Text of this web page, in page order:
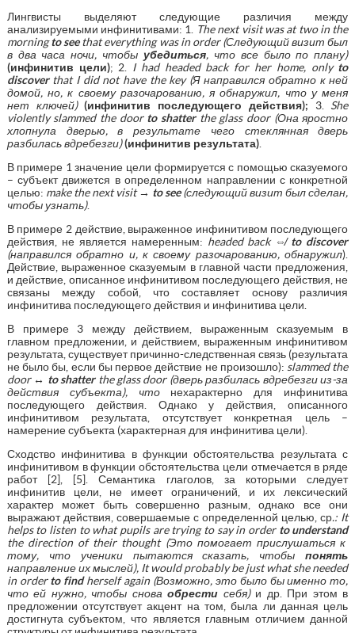
Лингвисты выделяют следующие различия между
анализируемыми инфинитивами: 1.
The next visit was at two in the
morningto seethat everything was in order (Следующий визит был
в два часа ночи, чтобы убедиться, что все было по плану)
(инфинитив цели); 2. I had headed back for her home, only to
discover that I did not have the key(Я направился обратно к ней
домой, но, к своему разочарованию, я обнаружил, что у меня
нет ключей) (инфинитив последующего действия); 3. She
violently slammed the door to shatter the glass door (Она яростно
хлопнула дверью, в результате чего стеклянная дверь
разбилась вдребезги)(инфинитив результата).
В примере 1 значение цели формируется с помощью сказуемого
– субъект движется в определенном направлении с конкретной
целью: make the next visit→ to see (следующий визит был сделан,
чтобы узнать).
В примере 2 действие, выраженное инфинитивом последующего
действия, не является намеренным: headed back ⇎ to discover
(направился обратно и, к своему разочарованию, обнаружил).
Действие, выраженное сказуемым в главной части предложения,
и действие, описанное инфинитивом последующего действия, не
связаны между собой, что составляет основу различия
инфинитива последующего действия и инфинитива цели.
В примере 3 между действием, выраженным сказуемым в
главном предложении, и действием, выраженным инфинитивом
результата, существует причинно-следственная связь (результата
не было бы, если бы первое действие не произошло): slammed the
door↔ to shatter the glass door (дверь разбилась вдребезги из-за
действия субъекта), что нехарактерно для инфинитива
последующего действия. Однако у действия, описанного
инфинитивом результата, отсутствует конкретная цель –
намерение субъекта (характерная для инфинитива цели).
Сходство инфинитива в функции обстоятельства результата с
инфинитивом в функции обстоятельства цели отмечается в ряде
работ [2], [5]. Семантика глаголов, за которыми следует
инфинитив цели, не имеет ограничений, и их лексический
характер может быть совершенно разным, однако все они
выражают действия, совершаемые с определенной целью, ср.: It
helps to listen to what pupils are trying to say in order to understand
the direction of their thought (Это помогает прислушаться к
тому, что ученики пытаются сказать, чтобыпонять
направление их мыслей), It would probably be just what she needed
in orderto findherself again (Возможно, это было бы именно то,
что ей нужно, чтобы сноваобрести себя)и др. При этом в
предложении отсутствует акцент на том, была ли данная цель
достигнута субъектом, что является главным отличием данной